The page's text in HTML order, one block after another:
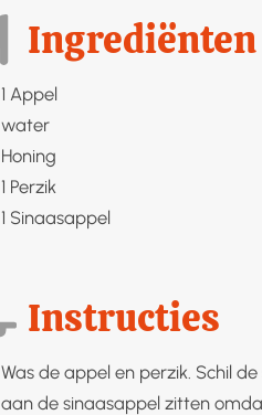
Ingrediënten
1 Appel
water
Honing
1 Perzik
1 Sinaasappel
Instructies
▢Was de appel en perzik. Schil
aan de sinaasappel zitten